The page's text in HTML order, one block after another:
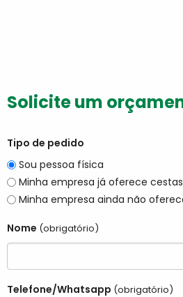
Solicite um
Tipo de pedido
Sou pessoa física
Minha empresa já oferece
Minha empresa ainda não
Nome (obrigatório)
Telefone/Whatsapp (obrigatório)